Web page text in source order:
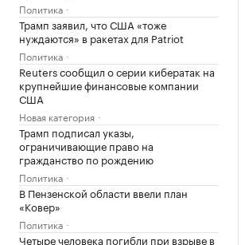
Политика
Трамп заявил, что США «тоже
нуждаются» в ракетах для Patriot
Политика
Reuters сообщил о серии кибератак на
крупнейшие финансовые компании
США
Новая категория
Трамп подписал указы,
ограничивающие право на
гражданство по рождению
Политика
В Пензенской области ввели план
«Ковер»
Политика
Четыре человека погибли при взрыве в